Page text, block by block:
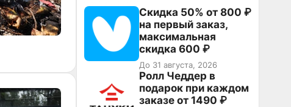
Скидка 50% от 800 ₽
на первый заказ,
максимальная
скидка 600 ₽
До 31 августа, 2026
Ролл Чеддер в
подарок при каждом
заказе от 1490 ₽